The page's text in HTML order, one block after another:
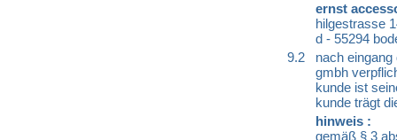
ernst
hilgestrasse
d - 55294
9.2
nach
gmbh
kunde ist
kunde trägt
hinweis :
gemäß § 3